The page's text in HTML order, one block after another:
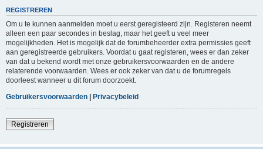
REGISTREREN
Om u te kunnen aanmelden moet u eerst geregisteerd zijn. Registeren neemt
alleen een paar secondes in beslag, maar het geeft u veel meer
mogelijkheden. Het is mogelijk dat de forumbeheerder extra permissies geeft
aan geregistreerde gebruikers. Voordat u gaat registeren, wees er dan zeker
van dat u bekend wordt met onze gebruikersvoorwaarden en de andere
relaterende voorwaarden. Wees er ook zeker van dat u de forumregels
doorleest wanneer u dit forum doorzoekt.
Gebruikersvoorwaarden | Privacybeleid
Registreren